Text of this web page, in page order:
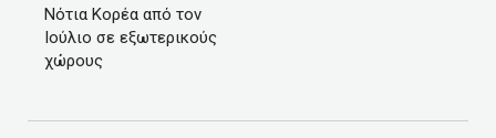
Νότια Κορέα από τον
Ιούλιο σε εξωτερικούς
χώρους